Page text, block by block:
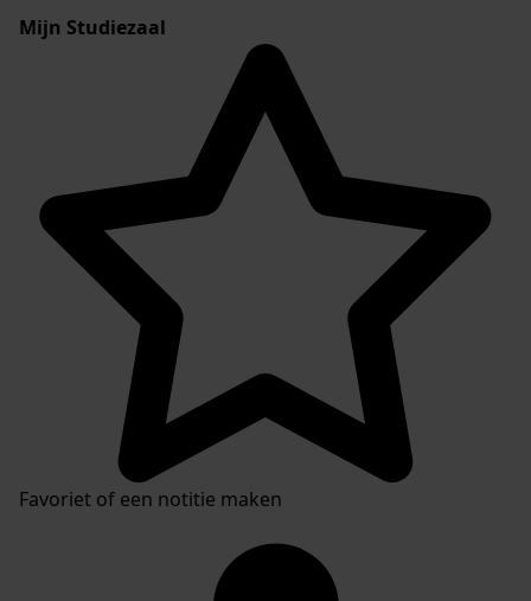
Mijn Studiezaal
Favoriet of een notitie maken